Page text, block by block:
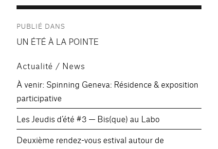
de
PUBLIÉ DANS
UN ÉTÉ À LA POINTE
Actualité / News
À venir: Spinning Geneva: Résidence & exposition
participative
Les Jeudis d’été #3 — Bis(que) au Labo
Deuxième rendez-vous estival autour de